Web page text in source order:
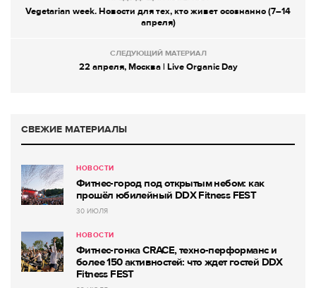
Vegetarian week. Новости для тех, кто живет осознанно (7–14
апреля)
СЛЕДУЮЩИЙ МАТЕРИАЛ
22 апреля, Москва | Live Organic Day
СВЕЖИЕ МАТЕРИАЛЫ
НОВОСТИ
Фитнес-город под открытым небом: как
прошёл юбилейный DDX Fitness FEST
30 ИЮЛЯ
НОВОСТИ
Фитнес-гонка CRACE, техно-перформанс и
более 150 активностей: что ждет гостей DDX
Fitness FEST